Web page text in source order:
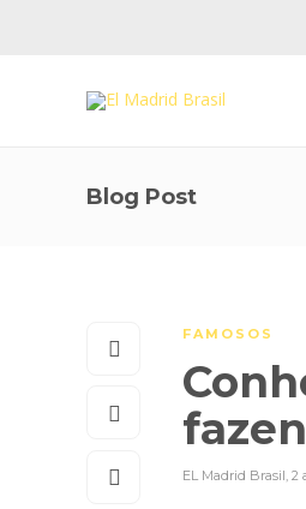
Blog Post
FAMOSOS
EL Madrid Brasil, 2